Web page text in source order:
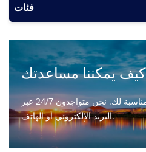
فئات
كيف يمكننا مساعدتك
يمكنك الاتصال بنا بأي طريقة مناسبة لك. نحن متواجدون 24/7 عبر
البريد الإلكتروني أو الهاتف.
اتصل بنا